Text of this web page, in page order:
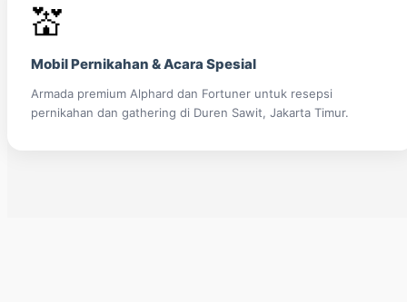
💒
Mobil Pernikahan & Acara Spesial
Armada premium Alphard dan Fortuner untuk resepsi
pernikahan dan gathering di Duren Sawit, Jakarta Timur.